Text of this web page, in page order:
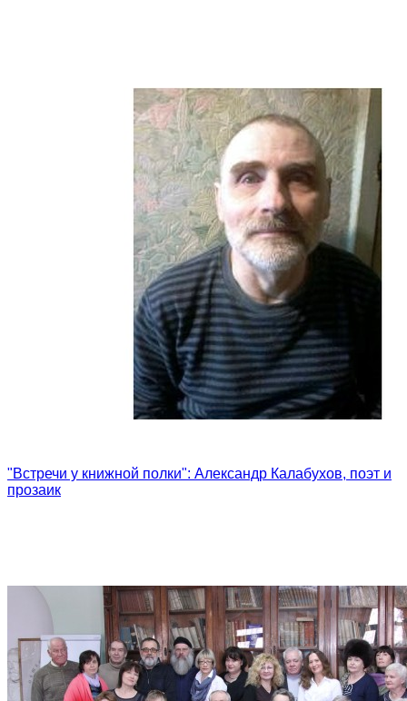
"Встречи у книжной полки": Александр Калабухов, поэт и
прозаик